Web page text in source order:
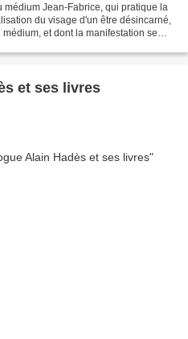
médium Jean-Fabrice, qui pratique la
du visage d'un être désincarné,
et dont la manifestation se
et ses livres